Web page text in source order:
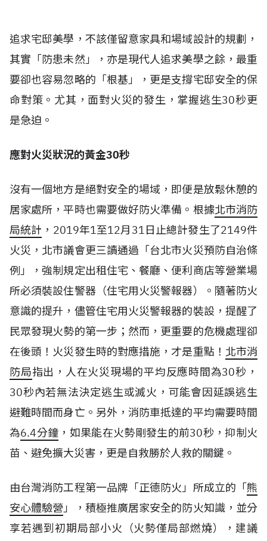
追求宅邸美學，不該僅留意家具和場域設計的規劃，
其實「防患未然」，亦是現代人追求美學之餘，最重
要卻也容易忽略的「根基」，更是支撐宅邸安全的保
命對策。尤其，面對火災的發生，掌握逃生30秒更
是急迫。
應對火災狀況的黃金30秒
沒有一個地方是絕對安全的場域，即便是放鬆休憩的
居家處所，平時也需要做好防火準備。根據北市消防
局統計 ，2019年1至12月31日止總計發生了2149件
火災，北市議會更三讀通過「台北市火災預防自治條
例」，強制規定出租住宅、餐廳、便利商店等營業場
所必須裝設住警器（住宅用火災警報器）。隨著防火
意識的提升，儘管住宅用火災警報器的裝設，提醒了
民眾發現火勢的第一步；然而，更重要的危機處理卻
在後頭！火災發生時的對應措施，才是重點！ 北市消
防局指出，人在火災現場的平均反應時間為30秒，
30秒內若無法決定逃生或滅火，可能會因延誤逃生
避難時間而身亡。另外，消防車抵達的平均需要時間
為6.4分鐘 ，如果能在火勢剛發生的前30秒，抑制火
苗、避免擴大災害，更是自救勝於人救的關鍵。
由台灣消防工程第一品牌「正德防火」所成立的「熊
安心體驗營」，積極推廣居家安全的防火知識，並分
享若遇到初期局部小火（火勢僅局部燃燒），建議